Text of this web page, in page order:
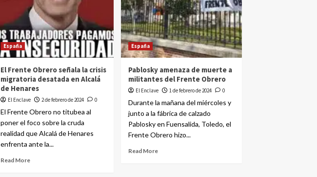
España
El Frente Obrero señala la crisis
migratoria desatada en Alcalá
de Henares
El Enclave 2 de febrero de 2024 0
El Frente Obrero no titubea al
poner el foco sobre la cruda
realidad que Alcalá de Henares
enfrenta ante la...
Read More
España
Pablosky amenaza de muerte a
militantes del Frente Obrero
El Enclave 1 de febrero de 2024 0
Durante la mañana del miércoles y
junto a la fábrica de calzado
Pablosky en Fuensalida, Toledo, el
Frente Obrero hizo...
Read More